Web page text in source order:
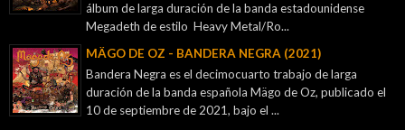
álbum de larga duración de la banda estadounidense
Megadeth de estilo Heavy Metal/Ro...
MÄGO DE OZ - BANDERA NEGRA (2021)
Bandera Negra es el decimocuarto trabajo de larga
duración de la banda española Mägo de Oz, publicado el
10 de septiembre de 2021, bajo el ...